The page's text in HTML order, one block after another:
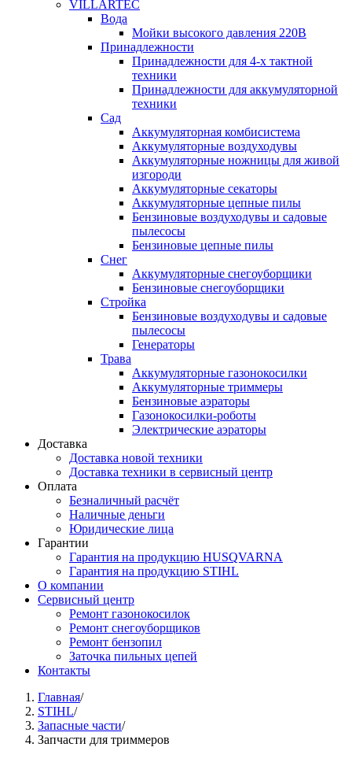
VILLARTEC
Вода
Мойки высокого давления 220В
Принадлежности
Принадлежности для 4-х тактной
техники
Принадлежности для аккумуляторной
техники
Сад
Аккумуляторная комбисистема
Аккумуляторные воздуходувы
Аккумуляторные ножницы для живой
изгороди
Аккумуляторные секаторы
Аккумуляторные цепные пилы
Бензиновые воздуходувы и садовые
пылесосы
Бензиновые цепные пилы
Снег
Аккумуляторные снегоуборщики
Бензиновые снегоуборщики
Стройка
Бензиновые воздуходувы и садовые
пылесосы
Генераторы
Трава
Аккумуляторные газонокосилки
Аккумуляторные триммеры
Бензиновые аэраторы
Газонокосилки-роботы
Электрические аэраторы
Доставка
Доставка новой техники
Доставка техники в сервисный центр
Оплата
Безналичный расчёт
Наличные деньги
Юридические лица
Гарантии
Гарантия на продукцию HUSQVARNA
Гарантия на продукцию STIHL
О компании
Сервисный центр
Ремонт газонокосилок
Ремонт снегоуборщиков
Ремонт бензопил
Заточка пильных цепей
Контакты
Вы здесьГлавная/
STIHL/
Запасные части/
Запчасти для триммеров